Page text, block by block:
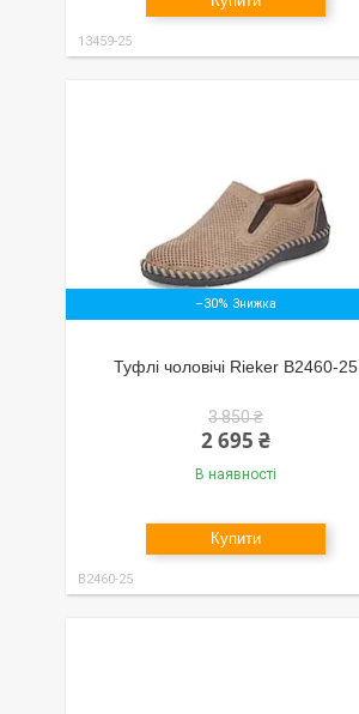
13459-25
–30%
Туфлі чоловічі Rieker B2460-25
3 850 ₴
2 695 ₴
В наявності
Купити
B2460-25